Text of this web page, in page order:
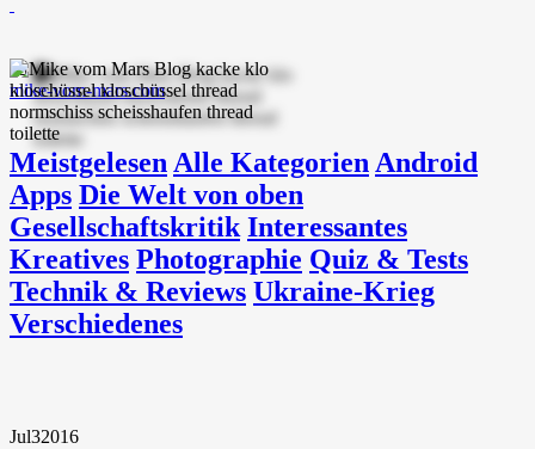
mike-vom-mars.com
Meistgelesen Alle Kategorien Android
Apps Die Welt von oben
Gesellschaftskritik Interessantes
Kreatives Photographie Quiz & Tests
Technik & Reviews Ukraine-Krieg
Verschiedenes
Jul32016